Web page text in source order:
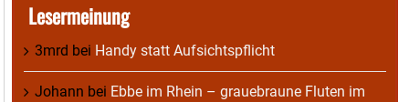
Lesermeinung
3mrd bei Handy statt Aufsichtspflicht
Johann bei Ebbe im Rhein – grauebraune Fluten im